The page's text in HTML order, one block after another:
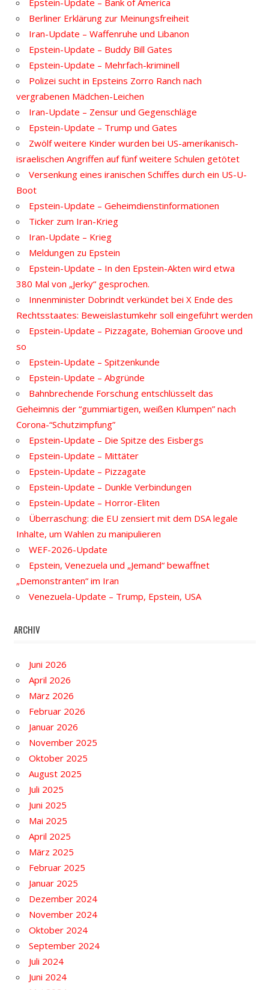
Epstein-Update – Bank of America
Berliner Erklärung zur Meinungsfreiheit
Iran-Update – Waffenruhe und Libanon
Epstein-Update – Buddy Bill Gates
Epstein-Update – Mehrfach-kriminell
Polizei sucht in Epsteins Zorro Ranch nach
vergrabenen Mädchen-Leichen
Iran-Update – Zensur und Gegenschläge
Epstein-Update – Trump und Gates
Zwölf weitere Kinder wurden bei US-amerikanisch-
israelischen Angriffen auf fünf weitere Schulen getötet
Versenkung eines iranischen Schiffes durch ein US-U-
Boot
Epstein-Update – Geheimdienstinformationen
Ticker zum Iran-Krieg
Iran-Update – Krieg
Meldungen zu Epstein
Epstein-Update – In den Epstein-Akten wird etwa
380 Mal von „Jerky“ gesprochen.
Innenminister Dobrindt verkündet bei X Ende des
Rechtsstaates: Beweislastumkehr soll eingeführt werden
Epstein-Update – Pizzagate, Bohemian Groove und
so
Epstein-Update – Spitzenkunde
Epstein-Update – Abgründe
Bahnbrechende Forschung entschlüsselt das
Geheimnis der “gummiartigen, weißen Klumpen” nach
Corona-“Schutzimpfung”
Epstein-Update – Die Spitze des Eisbergs
Epstein-Update – Mittäter
Epstein-Update – Pizzagate
Epstein-Update – Dunkle Verbindungen
Epstein-Update – Horror-Eliten
Überraschung: die EU zensiert mit dem DSA legale
Inhalte, um Wahlen zu manipulieren
WEF-2026-Update
Epstein, Venezuela und „Jemand“ bewaffnet
„Demonstranten“ im Iran
Venezuela-Update – Trump, Epstein, USA
ARCHIV
Juni 2026
April 2026
März 2026
Februar 2026
Januar 2026
November 2025
Oktober 2025
August 2025
Juli 2025
Juni 2025
Mai 2025
April 2025
März 2025
Februar 2025
Januar 2025
Dezember 2024
November 2024
Oktober 2024
September 2024
Juli 2024
Juni 2024